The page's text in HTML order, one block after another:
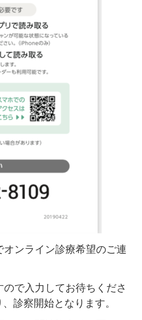
ンライン診療希望のご連
で入力してお待ちくださ
診察開始となります。